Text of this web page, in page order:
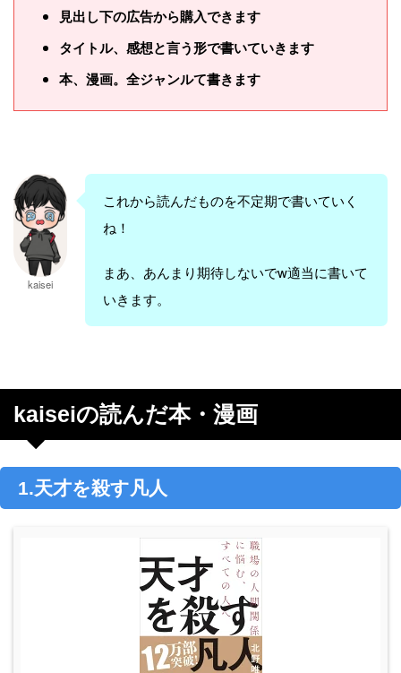
見出し下の広告から購入できます
タイトル、感想と言う形で書いていきます
本、漫画。全ジャンルて書きます
kaisei
これから読んだものを不定期で書いていく
ね！
まあ、あんまり期待しないでw適当に書いて
いきます。
kaiseiの読んだ本・漫画
1.天才を殺す凡人